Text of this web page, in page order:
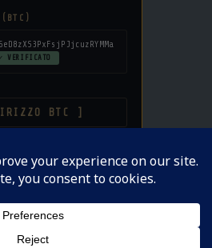
✓ VERIFICATO
BTC ]
commissione su crypto ·